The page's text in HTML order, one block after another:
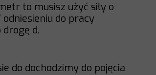
to musisz użyć siły o
do pracy
d.
do dochodzimy do pojęcia